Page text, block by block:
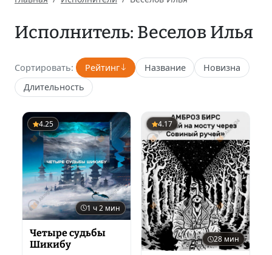
Исполнитель: Веселов Илья
Сортировать: Рейтинг Название
Новизна
Длительность
4.25
1 ч 2 мин
Четыре судьбы
Шикибу
4.17
28 мин